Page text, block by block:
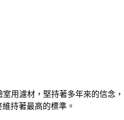
室用濾材，堅持著多年來的信念
持著最高的標準。